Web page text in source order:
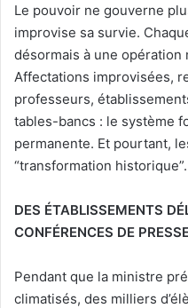
Le pouvoir ne gouverne
improvise sa survie.
désormais à une
Affectations improvisées,
professeurs,
tables-bancs : le système
permanente. Et pourtant,
“transformation historique”.
DES ÉTABLISSEMENTS
CONFÉRENCES DE
Pendant que la ministre
climatisés, des milliers